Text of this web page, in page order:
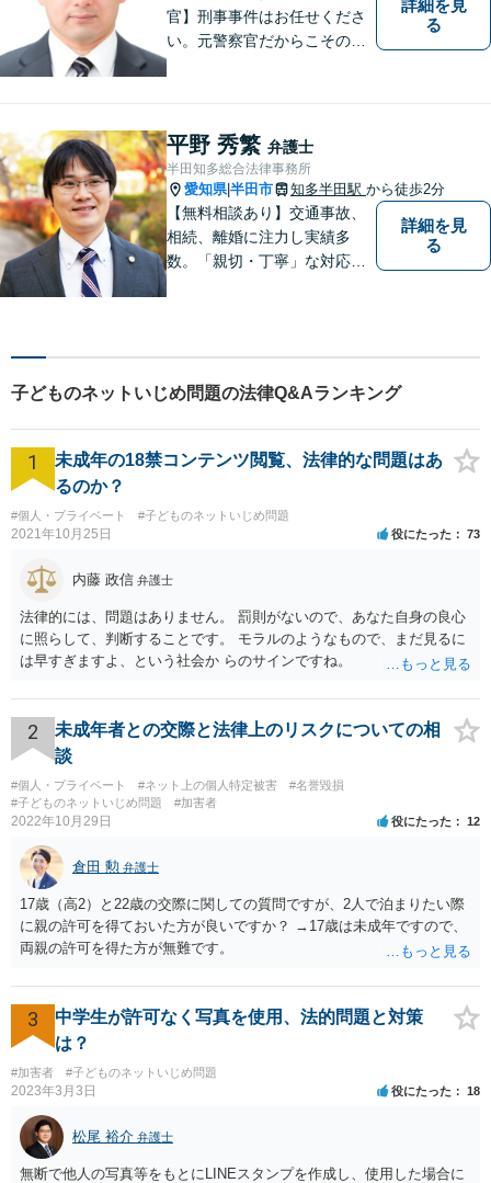
官】刑事事件はお任せくださ
い。元警察官だからこその視
ることはございません。元警
察官の経験を活かした交通事
故事案対応もいたします。
詳細を見
る
平野 秀繁 弁護士
半田知多総合法律事務所
愛知県|半田市 知多半田駅 から徒歩2分
【無料相談あり】交通事故、
相続、離婚に注力し実績多
数。「親切・丁寧」な対応
詳細を見
る
子どものネットいじめ問題の法律Q&Aランキング
1
未成年の18禁コンテンツ閲覧、法律的な問題はあ
るのか？
#個人・プライベート #子どものネットいじめ問題
2021年10月25日 役にたった 73
内藤 政信 弁護士
法律的には、問題はありません。 罰則がないので、あなた自身の良心
に照らして、判断することです。 モラルのようなもので、まだ見るに
は早すぎますよ、という社会か らのサインですね。
2
未成年者との交際と法律上のリスクについての相
談
#個人・プライベート #ネット上の個人特定被害
#名誉毀損
#子どものネットいじめ問題
#加害者
2022年10月29日 役にたった 12
倉田 勲 弁護士
17歳（高2）と22歳の交際に関しての質問ですが、2人で泊まりたい際
に親の許可を得ておいた方が良いですか？ →17歳は未成年ですので、
両親の許可を得た方が無難です。
3
中学生が許可なく写真を使用、法的問題と対策
は？
#加害者 #子どものネットいじめ問題
2023年3月3日 役にたった 18
松尾 裕介 弁護士
無断で他人の写真等をもとにLINEスタンプを作成し、使用した場合に